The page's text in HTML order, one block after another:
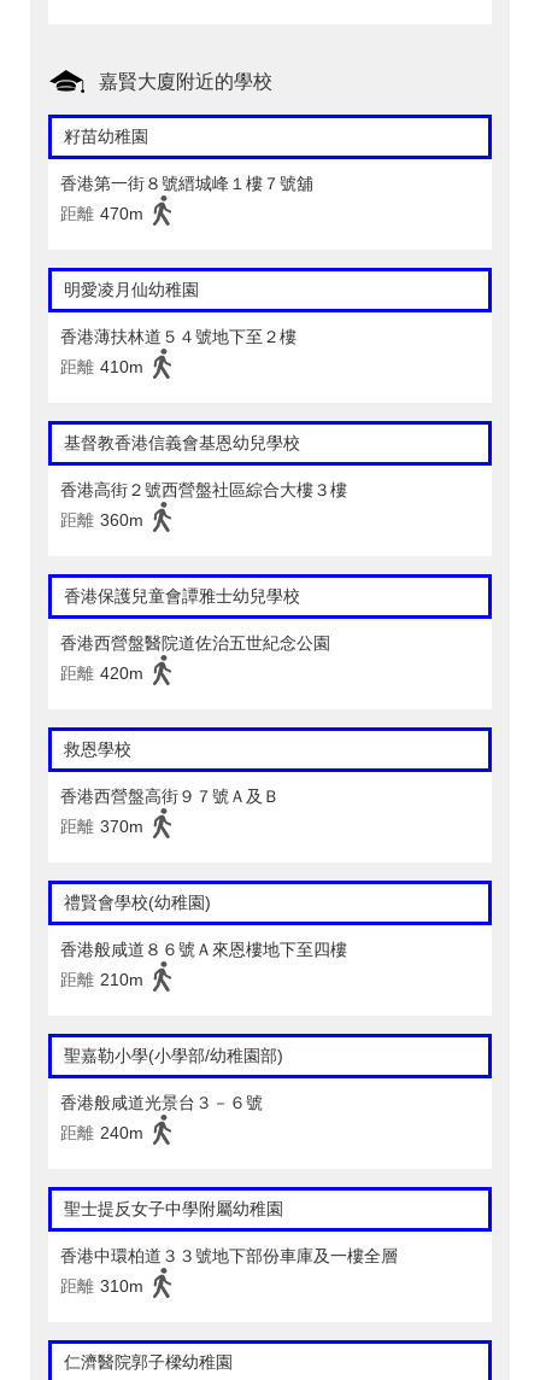
嘉賢大廈附近的學校
籽苗幼稚園
香港第一街８號縉城峰１樓７號舖
距離 470m
明愛凌月仙幼稚園
香港薄扶林道５４號地下至２樓
距離 410m
基督教香港信義會基恩幼兒學校
香港高街２號西營盤社區綜合大樓３樓
距離 360m
香港保護兒童會譚雅士幼兒學校
香港西營盤醫院道佐治五世紀念公園
距離 420m
救恩學校
香港西營盤高街９７號Ａ及Ｂ
距離 370m
禮賢會學校(幼稚園)
香港般咸道８６號Ａ來恩樓地下至四樓
距離 210m
聖嘉勒小學(小學部/幼稚園部)
香港般咸道光景台３－６號
距離 240m
聖士提反女子中學附屬幼稚園
香港中環柏道３３號地下部份車庫及一樓全層
距離 310m
仁濟醫院郭子樑幼稚園